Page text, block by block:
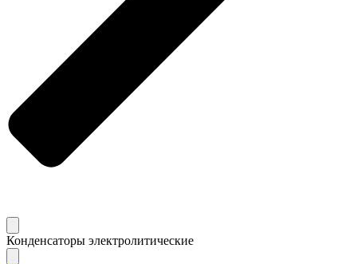
Конденсаторы электролитические